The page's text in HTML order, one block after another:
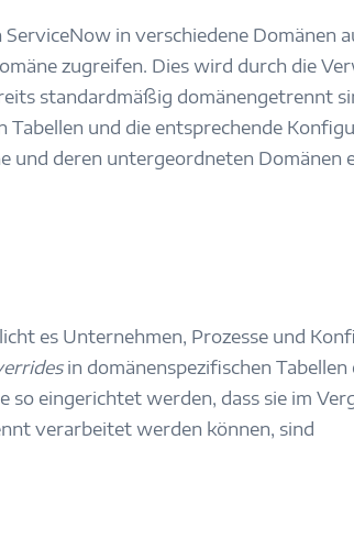
in verschiedene Domänen
zugreifen. Dies wird durch die
standardmäßig domänengetrennt
Tabellen und die entsprechende
deren untergeordneten Domänen
es Unternehmen, Prozesse und
in domänenspezifischen
so eingerichtet werden, dass sie im
verarbeitet werden können, sind